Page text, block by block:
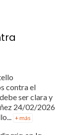
contra el
ser clara y
24/02/2026
+ más